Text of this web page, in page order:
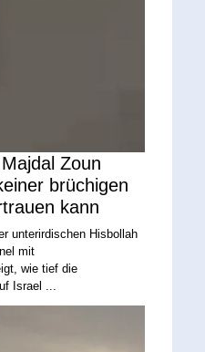
Zoun
brüchigen
kann
unterirdischen Hisbollah
mit
wie tief die
Israel ...